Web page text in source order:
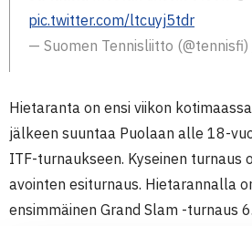
pic.twitter.com/ltcuyj5tdr
— Suomen Tennisliitto (@tennisfi)
Hietaranta on ensi viikon
jälkeen suuntaa Puolaan alle 18-
ITF-turnaukseen. Kyseinen turnaus
avointen esiturnaus. Hietarannalla
ensimmäinen Grand Slam -turnaus